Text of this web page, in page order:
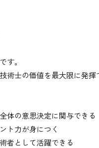
す。
術士の価値を最大限に発揮
体の意思決定に関与できる
ト力が身につく
者として活躍できる